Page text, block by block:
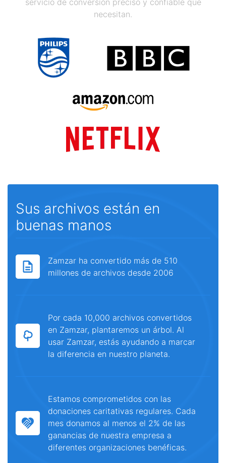
servicio de conversión preciso y confiable que
necesitan.
Sus archivos están en
buenas manos
Zamzar ha convertido más de 510
millones de archivos desde 2006
Por cada 10,000 archivos convertidos
en Zamzar, plantaremos un árbol. Al
usar Zamzar, estás ayudando a marcar
la diferencia en nuestro planeta.
Estamos comprometidos con las
donaciones caritativas regulares. Cada
mes donamos al menos el 2% de las
ganancias de nuestra empresa a
diferentes organizaciones benéficas.